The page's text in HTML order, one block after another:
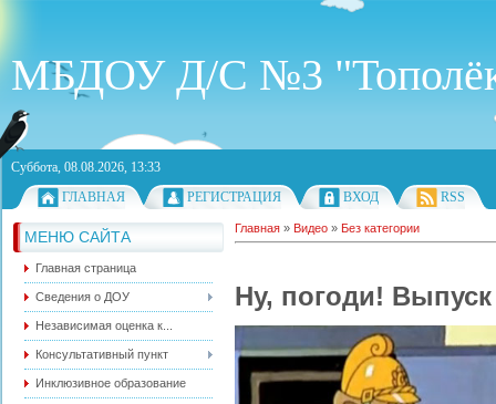
МБДОУ Д/С №3
Суббота, 08.08.2026, 13:33
ГЛАВНАЯ
РЕГИСТРАЦИЯ ВХОД RSS
МЕНЮ САЙТА
Главная страница
Сведения о ДОУ
Независимая оценка к...
Консультативный пункт
Инклюзивное образование
Главная » Видео » Без категории
Ну, погоди! Выпуск